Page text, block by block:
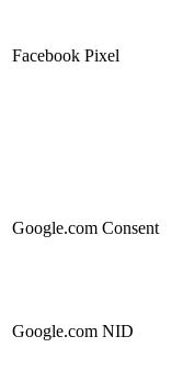
Facebook Pixel
Google.com Consent
Google.com NID